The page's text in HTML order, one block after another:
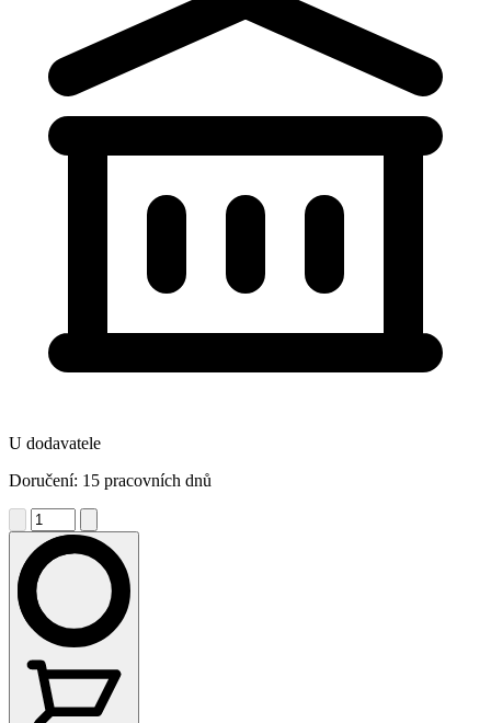
U dodavatele
Doručení: 15 pracovních dnů